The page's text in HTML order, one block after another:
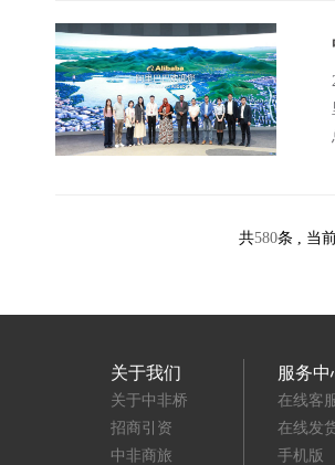
共580条 , 当
关于我们
关于中非桥
招商引资
中非商旅
服务中
在线客
在线发
手机版